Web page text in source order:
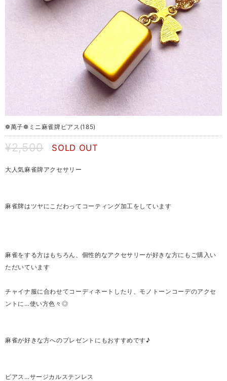
❁ 萬子 ❁ミニ 麻雀牌ピアス(185)
¥2,500 SOLD OUT
大人気麻雀牌アクセサリー
麻雀牌はツヤにこだわってコーティング加工をしています
麻雀をする方はもちろん、個性的なアクセサリーが好きな方にもご購入い
ただいています
チャイナ服に合わせてコーディネートしたり、モノトーンコーデのアクセ
ントに…使い方色々◎
麻雀が好きな方へのプレゼントにもおすすめです♪
ピアス…サージカルステンレス